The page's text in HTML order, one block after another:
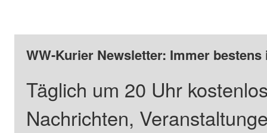
WW-Kurier Newsletter: Immer
Täglich um 20 Uhr
Nachrichten,